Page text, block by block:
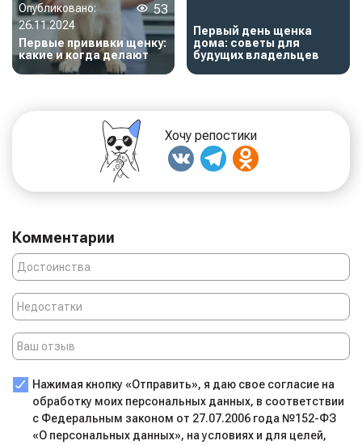
Опубликовано:
26.11.2024
53
Первые прививки щенку:
какие и когда делают
Первый день щенка
дома: советы для
будущих владельцев
Хочу репостики
Комментарии
Нажимая кнопку «Отправить», я даю свое согласие на
обработку моих персональных данных, в соответствии
с Федеральным законом от 27.07.2006 года №152-ФЗ
«О персональных данных», на условиях и для целей,